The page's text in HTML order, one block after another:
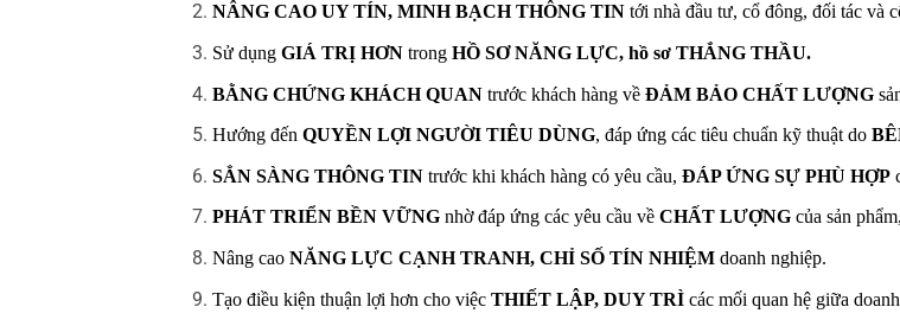
NÂNG CAO UY TÍN, MINH BẠCH THÔNG TIN tới nhà đầu tư, cổ đông, đối tác và
Sử dụng GIÁ TRỊ HƠN trong HỒ SƠ NĂNG LỰC, hồ sơ THẮNG THẦU.
BẰNG CHỨNG KHÁCH QUANtrước khách hàng về ĐẢM BẢO CHẤT LƯỢNG
Hướng đến QUYỀN LỢI NGƯỜI TIÊU DÙNG, đáp ứng các tiêu chuẩn kỹ thuật do
SẲN SÀNG THÔNG TINtrước khi khách hàng có yêu cầu, ĐÁP ỨNG SỰ PHÙ HỢP
PHÁT TRIỂN BỀN VỮNGnhờ đáp ứng các yêu cầu về CHẤT LƯỢNGcủa sản
Nâng cao NĂNG LỰC CẠNH TRANH, CHỈ SỐ TÍN NHIỆMdoanh nghiệp.
Tạo điều kiện thuận lợi hơn cho việc THIẾT LẬP, DUY TRÌcác mối quan hệ giữa